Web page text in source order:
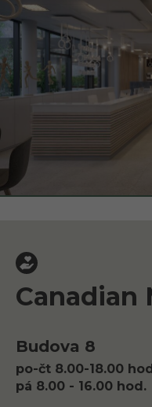
Canadian
Budova 8
po-čt 8.00-18.00
pá 8.00 - 16.00 hod.